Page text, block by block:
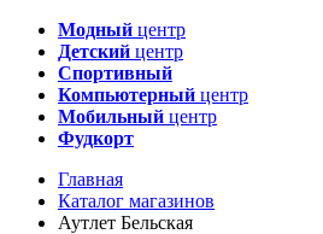
Модный центр
Детский центр
Спортивный
Компьютерный центр
Мобильный центр
Фудкорт
Главная
Каталог магазинов
Аутлет Бельская